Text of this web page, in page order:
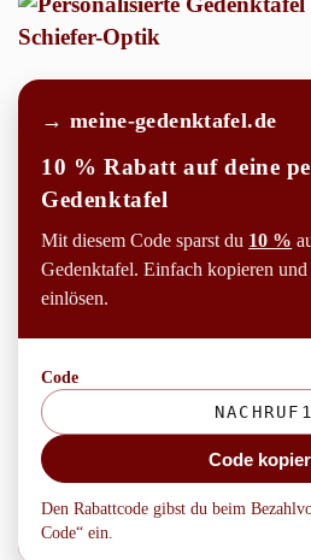
→ meine-gedenktafel.de
10 % Rabatt auf deine
Gedenktafel
Mit diesem Code sparst du 10 %
Gedenktafel. Einfach kopieren
einlösen.
Code
Code
Den Rabattcode gibst du beim
Code“ ein.